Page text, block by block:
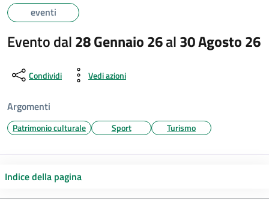
eventi
Evento dal28 Gennaio 26al30 Agosto 26
Condividi Vedi azioni
Argomenti
Patrimonio culturale Sport Turismo
Indice della pagina